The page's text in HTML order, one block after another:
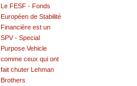
Le FESF - Fonds
Européen de Stabilité
Financière est un
SPV - Special
Purpose Vehicle
comme ceux qui ont
fait chuter Lehman
Brothers